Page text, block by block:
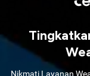
Nikmati Layanan